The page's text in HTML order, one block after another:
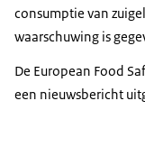
consumptie van
waarschuwing is
De European Food
een nieuwsbericht